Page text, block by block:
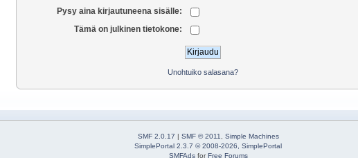
Pysy aina kirjautuneena sisälle:
Tämä on julkinen tietokone:
Unohtuiko salasana?
SMF 2.0.17 | SMF © 2011
Simple Machines
SimplePortal 2.3.7 © 2008-2026, SimplePortal
SMFAdsforFree Forums